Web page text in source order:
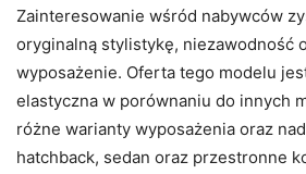
Zainteresowanie wśród nabywców
oryginalną stylistykę, niezawodność
wyposażenie. Oferta tego modelu
elastyczna w porównaniu do innych
różne warianty wyposażenia oraz
hatchback, sedan oraz przestronne